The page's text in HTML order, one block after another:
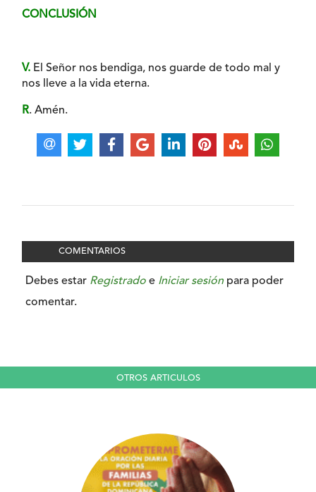
CONCLUSIÓN
V. El Señor nos bendiga, nos guarde de todo mal y
nos lleve a la vida eterna.
R. Amén.
COMENTARIOS
Debes estar Registrado e Iniciar sesión para poder
comentar.
OTROS ARTICULOS